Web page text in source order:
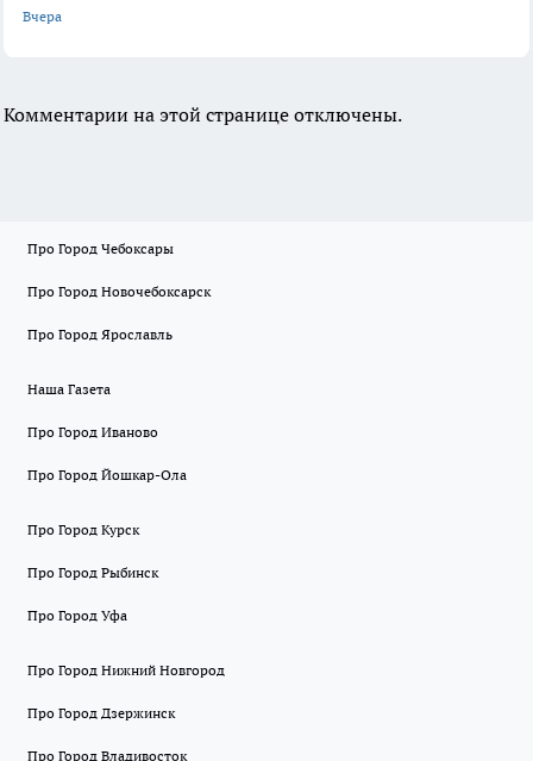
Вчера
Комментарии на этой странице отключены.
Про Город Чебоксары
Про Город Новочебоксарск
Про Город Ярославль
Наша Газета
Про Город Иваново
Про Город Йошкар-Ола
Про Город Курск
Про Город Рыбинск
Про Город Уфа
Про Город Нижний Новгород
Про Город Дзержинск
Про Город Владивосток